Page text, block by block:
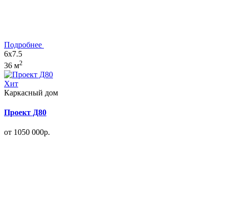
Подробнее
6x7.5
36 м2
Хит
Каркасный дом
Проект Д80
от 1050 000р.